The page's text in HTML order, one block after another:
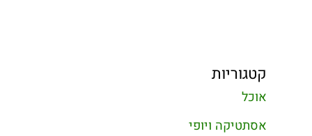
קטגוריות
אוכל
אסתטיקה ויופי